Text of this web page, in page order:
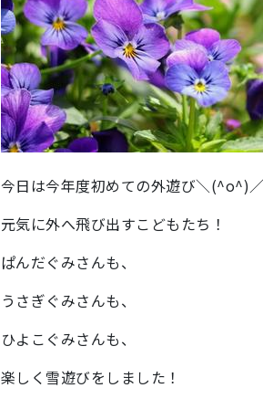
今日は今年度初めての外遊び＼(^o^)
元気に外へ飛び出すこどもたち！
ぱんだぐみさんも、
うさぎぐみさんも、
ひよこぐみさんも、
楽しく雪遊びをしました！